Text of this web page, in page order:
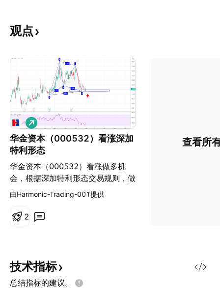
观点
华金资本（000532）看涨深加
特利形态
华金资本（000532）看涨做多机
会，根据深加特利形态交易规则，做
出相应的交易决策和交易管理。
做
多
由Harmonic-Trading-001提供
2
查看所
技术指标
总结指标的建议。